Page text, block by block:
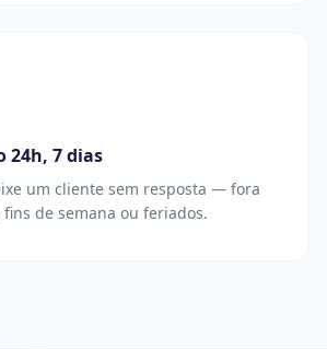
24h, 7 dias
um cliente sem resposta — fora
de semana ou feriados.